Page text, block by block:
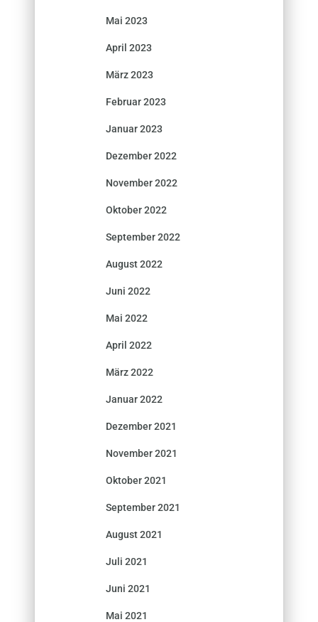
Mai 2023
April 2023
März 2023
Februar 2023
Januar 2023
Dezember 2022
November 2022
Oktober 2022
September 2022
August 2022
Juni 2022
Mai 2022
April 2022
März 2022
Januar 2022
Dezember 2021
November 2021
Oktober 2021
September 2021
August 2021
Juli 2021
Juni 2021
Mai 2021